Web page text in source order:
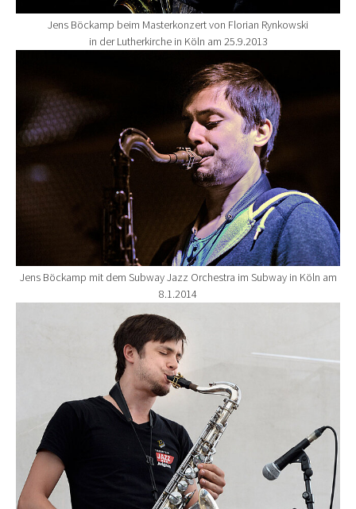
Jens Böckamp beim Masterkonzert von Florian Rynkowski
in der Lutherkirche in Köln am 25.9.2013
Jens Böckamp mit dem Subway Jazz Orchestra im Subway in Köln am
8.1.2014
Show larger version for: